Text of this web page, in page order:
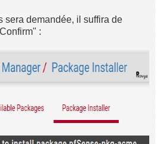
sera demandée, il suffira de
: